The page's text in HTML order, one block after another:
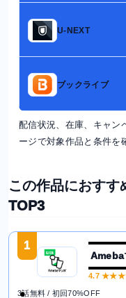
U-NEXT
ブックライブ
配信状況、在庫、キャン
ージで対象作品と条件を
この作品におすす
TOP3
1
Ameba
4.7
3話無料 / 初回70%OFF